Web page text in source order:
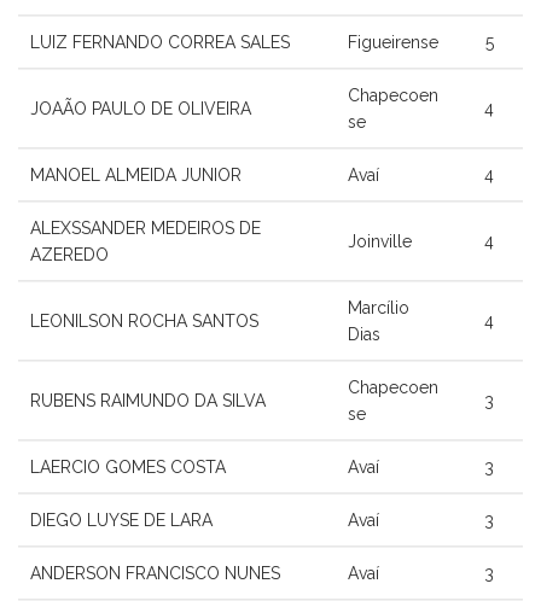
LUIZ FERNANDO CORREA SALES Figueirense 5
JOAÃO PAULO DE OLIVEIRA
Chapecoen
se
4
MANOEL ALMEIDA JUNIOR Avaí 4
ALEXSSANDER MEDEIROS DE
AZEREDO
Joinville 4
LEONILSON ROCHA SANTOS
Marcílio
Dias
4
RUBENS RAIMUNDO DA SILVA
Chapecoen
se
3
LAERCIO GOMES COSTA Avaí 3
DIEGO LUYSE DE LARA Avaí 3
ANDERSON FRANCISCO NUNES Avaí 3